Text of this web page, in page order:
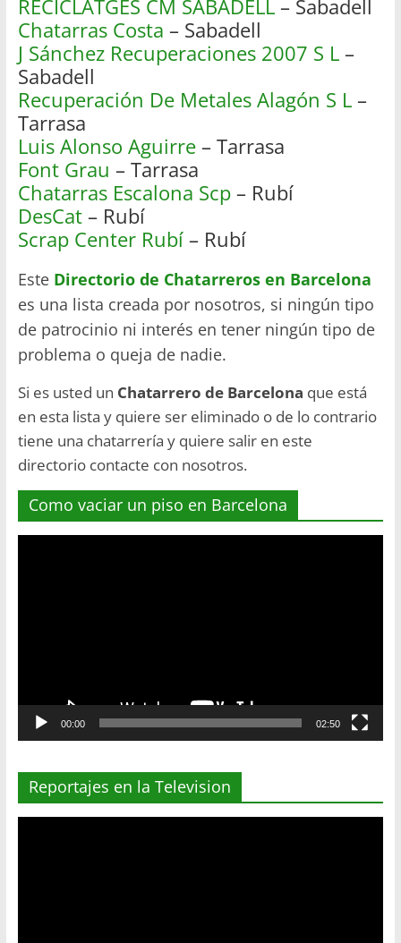
RECICLATGES CM SABADELL– Sabadell
Chatarras Costa – Sabadell
J Sánchez Recuperaciones 2007 S L–
Sabadell
Recuperación De Metales Alagón S L–
Tarrasa
Luis Alonso Aguirre– Tarrasa
Font Grau – Tarrasa
Chatarras Escalona Scp– Rubí
DesCat– Rubí
Scrap Center Rubí– Rubí
Este Directorio de Chatarreros en Barcelona
es una lista creada por nosotros, si ningún tipo
de patrocinio ni interés en tener ningún tipo de
problema o queja de nadie.
Si es usted un Chatarrero de Barcelona que está
en esta lista y quiere ser eliminado o de lo contrario
tiene una chatarrería y quiere salir en este
directorio contacte con nosotros.
Como vaciar un piso en Barcelona
00:00 02:50
Reportajes en la Television